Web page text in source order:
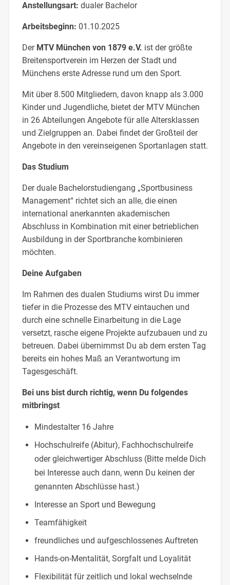
Anstellungsart: dualer Bachelor
Arbeitsbeginn: 01.10.2025
Der MTV München von 1879 e.V. ist der größte
Breitensportverein im Herzen der Stadt und
Münchens erste Adresse rund um den Sport.
Mit über 8.500 Mitgliedern, davon knapp als 3.000
Kinder und Jugendliche, bietet der MTV München
in 26 Abteilungen Angebote für alle Altersklassen
und Zielgruppen an. Dabei findet der Großteil der
Angebote in den vereinseigenen Sportanlagen statt.
Das Studium
Der duale Bachelorstudiengang „Sportbusiness
Management“ richtet sich an alle, die einen
international anerkannten akademischen
Abschluss in Kombination mit einer betrieblichen
Ausbildung in der Sportbranche kombinieren
möchten.
Deine Aufgaben
Im Rahmen des dualen Studiums wirst Du immer
tiefer in die Prozesse des MTV eintauchen und
durch eine schnelle Einarbeitung in die Lage
versetzt, rasche eigene Projekte aufzubauen und zu
betreuen. Dabei übernimmst Du ab dem ersten Tag
bereits ein hohes Maß an Verantwortung im
Tagesgeschäft.
Bei uns bist durch richtig, wenn Du folgendes
mitbringst
Mindestalter 16 Jahre
Hochschulreife (Abitur), Fachhochschulreife
oder gleichwertiger Abschluss (Bitte melde Dich
bei Interesse auch dann, wenn Du keinen der
genannten Abschlüsse hast.)
Interesse an Sport und Bewegung
Teamfähigkeit
freundliches und aufgeschlossenes Auftreten
Hands-on-Mentalität, Sorgfalt und Loyalität
Flexibilität für zeitlich und lokal wechselnde